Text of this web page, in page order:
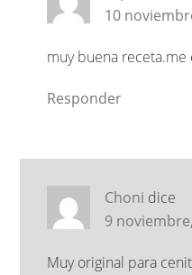
10
muy buena
Responder
Choni dice
9
Muy original para